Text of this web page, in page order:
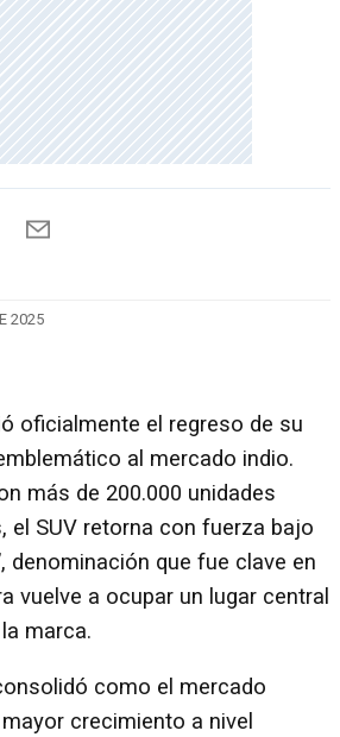
2025
oficialmente el regreso de su
al mercado indio.
más de 200.000 unidades
el SUV retorna con fuerza bajo
denominación que fue clave en
vuelve a ocupar un lugar central
marca.
como el mercado
crecimiento a nivel